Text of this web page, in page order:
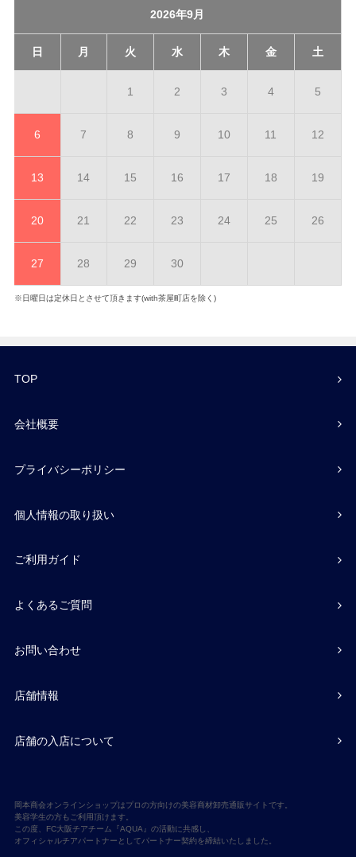
2026年9月
日 月 火 水 木 金 土
1 2 3 4 5
6 7 8 9 10 11 12
13 14 15 16 17 18 19
20 21 22 23 24 25 26
27 28 29 30
※日曜日は定休日とさせて頂きます(with茶屋町店を除く)
TOP
会社概要
プライバシーポリシー
個人情報の取り扱い
ご利用ガイド
よくあるご質問
お問い合わせ
店舗情報
店舗の入店について
岡本商会オンラインショップはプロの方向けの美容商材卸売通販サイトです。
美容学生の方もご利用頂けます。
この度、FC大阪チアチーム『AQUA』の活動に共感し、
オフィシャルチアパートナーとしてパートナー契約を締結いたしました。